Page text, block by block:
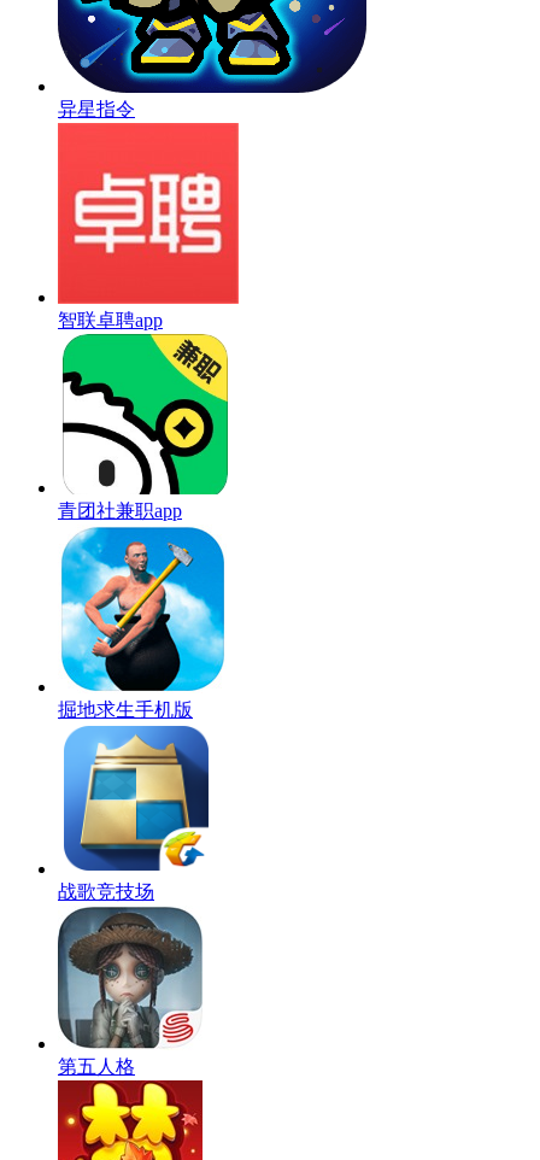
异星指令
智联卓聘app
青团社兼职app
掘地求生手机版
战歌竞技场
第五人格